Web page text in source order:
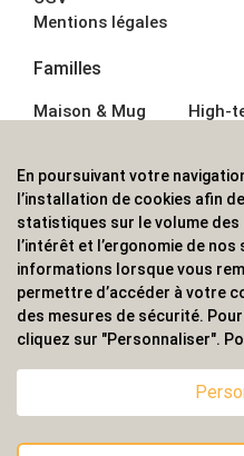
Mentions légales
Familles
Maison & Mug
Écriture
Bagagerie sacs
High-
Sport
Enfant
ALVS, fournisseur
professionnels. Une
couverture internationale.
En poursuivant votre
l’installation de cookies afin
statistiques sur le volume
l’intérêt et l’ergonomie de
informations lorsque vous
permettre d’accéder à votre
des mesures de sécurité.
cliquez sur "Personnaliser".